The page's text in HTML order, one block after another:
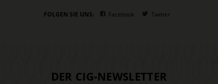
FOLGEN SIE UNS: Facebook Twitter
DER CIG-NEWSLETTER